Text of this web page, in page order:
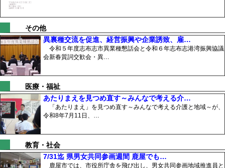
その他
異裏種交流を促進、経営振興や企業誘致、雇…
令和５年度志布志市異業種懇話会と令和６年志布志港湾振興協議
会新春質詞交歓会・異…
医療・福祉
あたりまえを見つめ直す～みんなで考える介…
「あたりまえ」を見つめ直す～みんなで考える介護と地域～が、
令和8年7月11日、…
教育・社会
7/31迄 県男女共同参画週間 鹿屋でも…
鹿屋市では、市役所庁舎を飛び出し、男女共同参画地域推進員と